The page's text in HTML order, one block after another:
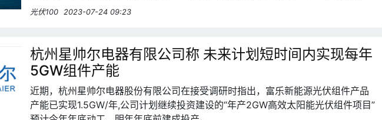
长20.26%。此外，电源项目开工超额完成了上半年计划，投产容量是去年同期的4
光伏100 2023-07-24 09:23
杭州星帅尔电器有限公司称 未来计划短时间内实现每年
5GW组件产能
近期，杭州星帅尔电器股份有限公司在接受调研时指出，富乐新能源光伏组件产品
产能已实现1.5GW/年,公司计划继续投资建设的“年产2GW高效太阳能光伏组件项目”